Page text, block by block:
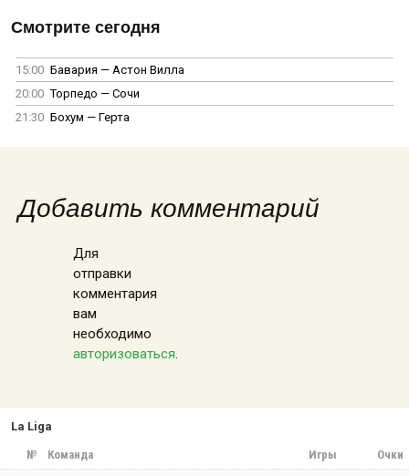
Смотрите сегодня
15:00 Бавария — Астон Вилла
20:00 Торпедо — Сочи
21:30 Бохум — Герта
Добавить комментарий
Для
отправки
комментария
вам
необходимо
авторизоваться.
La Liga
№ Команда Игры Очки